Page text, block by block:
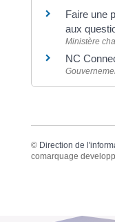
Faire une
aux
Ministère
NC
© Direction de
comarquage